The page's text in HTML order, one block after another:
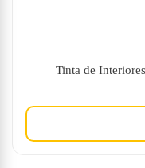
Tinta de